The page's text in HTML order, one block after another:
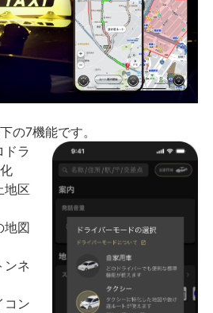
の7機能です。
ラ
区
図
ネ
ン